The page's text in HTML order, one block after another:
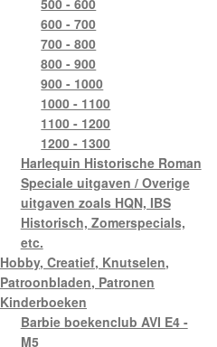
600 - 700
700 - 800
800 - 900
900 - 1000
1000 - 1100
1100 - 1200
1200 - 1300
Harlequin Historische Roman
Speciale uitgaven / Overige
uitgaven zoals HQN, IBS
Historisch, Zomerspecials,
etc.
Hobby, Creatief, Knutselen,
Patroonbladen, Patronen
Kinderboeken
Barbie boekenclub AVI E4 -
M5